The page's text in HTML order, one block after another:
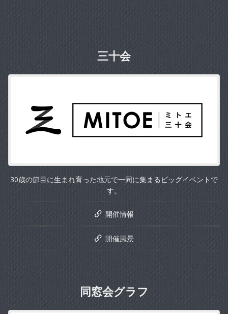
三十会
30歳の節目に生まれ育った地元で一同に集まるビッグイベントで
す。
開催情報
開催風景
同窓会グラフ